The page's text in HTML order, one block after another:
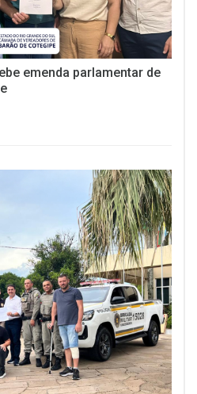
emenda parlamentar de